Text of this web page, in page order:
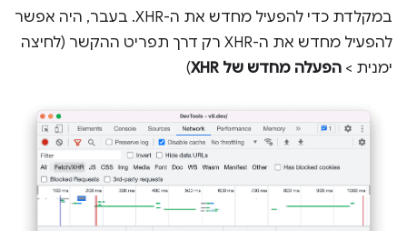
במקלדת כדי להפעיל מחדש את ה-XHR. בעבר, היה אפשר
להפעיל מחדש את ה-XHR רק דרך תפריט ההקשר (לחיצה
ימנית > הפעלה מחדש של XHR )